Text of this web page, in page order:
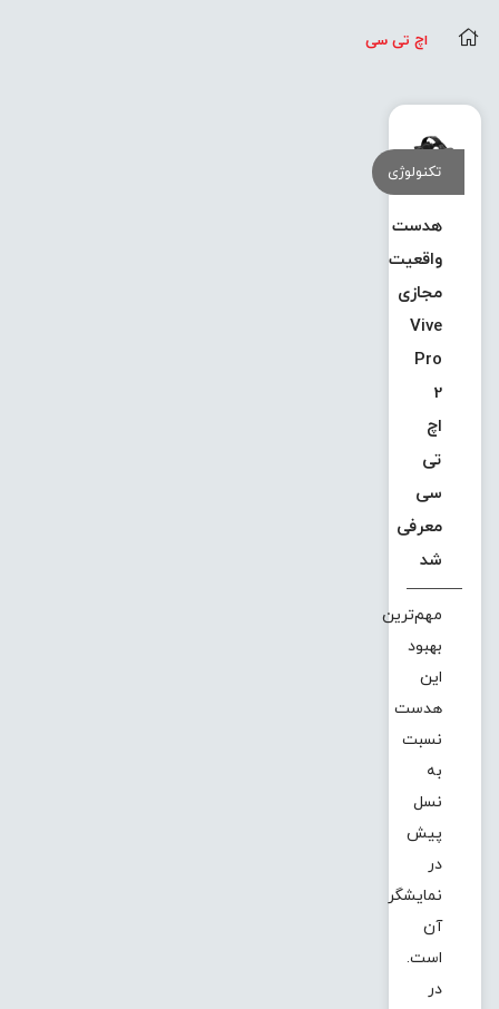
اچ تی سی
تکنولوژی
هدست
واقعیت
مجازی
Vive
Pro
2
اچ
تی
سی
معرفی
شد
مهم‌ترین
بهبود
این
هدست
نسبت
به
نسل
پیش
در
نمایشگر
آن
است.
در